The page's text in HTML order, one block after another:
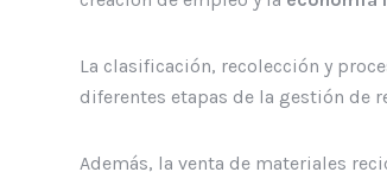
La clasificación, recolección y
diferentes etapas de la gestión de
Además, la venta de materiales